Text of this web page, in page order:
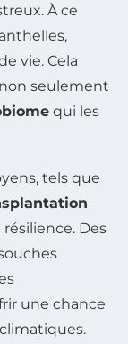
À ce
vie. Cela
seulement
qui les
tels que
Des
une chance